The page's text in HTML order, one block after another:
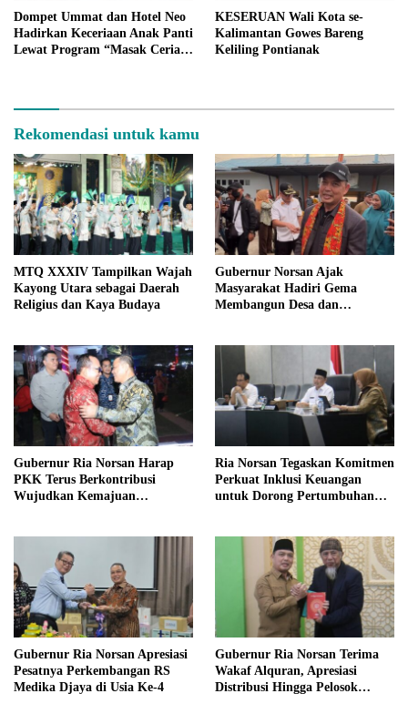
Dompet Ummat dan Hotel Neo
Hadirkan Keceriaan Anak Panti
Lewat Program “Masak Ceria,
KESERUAN Wali Kota se-
Kalimantan Gowes Bareng
Keliling Pontianak
Rekomendasi untuk kamu
MTQ XXXIV Tampilkan Wajah
Kayong Utara sebagai Daerah
Religius dan Kaya Budaya
Gubernur Norsan Ajak
Masyarakat Hadiri Gema
Membangun Desa dan
Gubernur Ria Norsan Harap
PKK Terus Berkontribusi
Wujudkan Kemajuan
Ria Norsan Tegaskan Komitmen
Perkuat Inklusi Keuangan
untuk Dorong Pertumbuhan
Gubernur Ria Norsan Apresiasi
Pesatnya Perkembangan RS
Medika Djaya di Usia Ke-4
Gubernur Ria Norsan Terima
Wakaf Alquran, Apresiasi
Distribusi Hingga Pelosok